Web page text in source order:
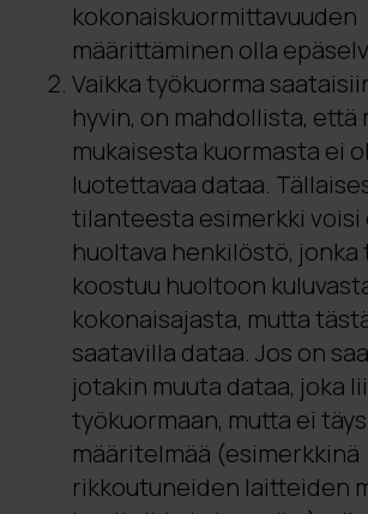
kokonaiskuormittavuuden
määrittäminen olla
Vaikka työkuorma
hyvin, on mahdollista, että
mukaisesta kuormasta ei
luotettavaa dataa.
tilanteesta esimerkki
huoltava henkilöstö, jonka
koostuu huoltoon
kokonaisajasta, mutta
saatavilla dataa. Jos on
jotakin muuta dataa, joka
työkuormaan, mutta ei
määritelmää (esimerkkinä
rikkoutuneiden laitteiden